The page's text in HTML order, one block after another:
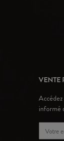
VENTE
informé